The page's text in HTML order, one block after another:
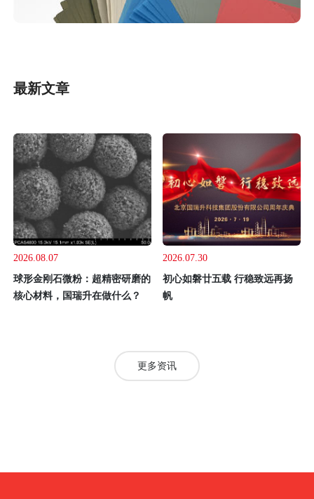
最新文章
2026.08.07
球形金刚石微粉：超精密研磨的
核心材料，国瑞升在做什么？
2026.07.30
初心如磐廿五载 行稳致远再扬
帆
更多资讯